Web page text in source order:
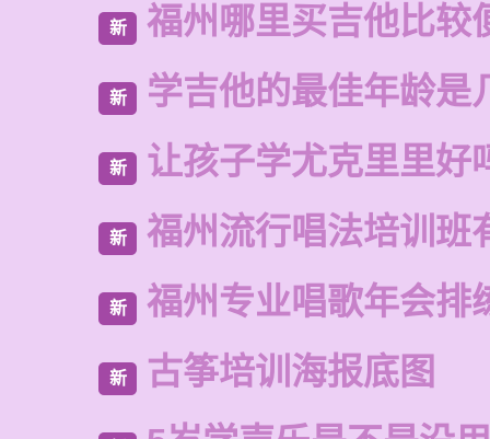
新 福州哪里买吉他比较
新 学吉他的最佳年龄是
新 让孩子学尤克里里好
新 福州流行唱法培训班
新 福州专业唱歌年会排
新 古筝培训海报底图